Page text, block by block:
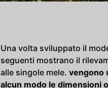
Una volta sviluppato il
seguenti mostrano il
alle singole mele. vengono
alcun modo le dimensioni